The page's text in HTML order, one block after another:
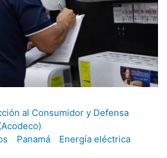
al Consumidor y Defensa
Panamá Energía eléctrica